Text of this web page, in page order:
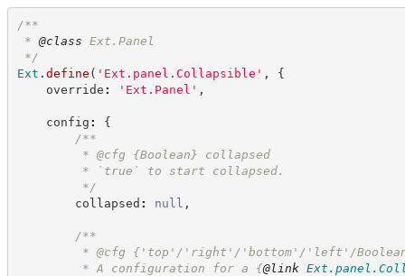
/**
* @class Ext.Panel
*/
Ext . define ( ' Ext.panel.Collapsible ' ,
{
override : ' Ext.Panel ' ,
config :
{
/**
* @cfg {Boolean}
collapsed
* `true` to start collapsed.
*/
collapsed : null ,
/**
* @cfg {'top'/'right'/'bottom'/'left'/Boolean/
* A configuration for a {@link